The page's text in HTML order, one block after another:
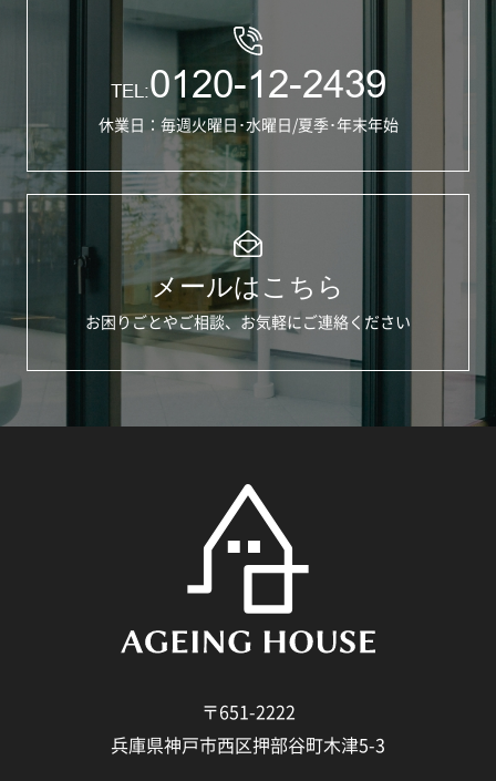
TEL:0120-12-2439
休業日：毎週火曜日･水曜日/夏季･年末年始
メールはこちら
お困りごとやご相談、お気軽にご連絡ください
〒651-2222
兵庫県神戸市西区押部谷町木津5-3